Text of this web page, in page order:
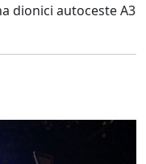
dionici autoceste A3